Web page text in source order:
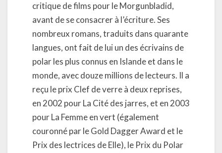
critique de films pour le Morgunbladid,
avant de se consacrer à l’écriture. Ses
nombreux romans, traduits dans quarante
langues, ont fait de lui un des écrivains de
polar les plus connus en Islande et dans le
monde, avec douze millions de lecteurs. Il a
reçu le prix Clef de verre à deux reprises,
en 2002 pour La Cité des jarres, et en 2003
pour La Femme en vert (également
couronné par le Gold Dagger Award et le
Prix des lectrices de Elle), le Prix du Polar